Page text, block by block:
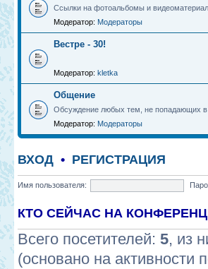
Ссылки на фотоальбомы и
Модератор: Модераторы
Вестре - 30!
Модератор: kletka
Общение
Обсуждение любых тем, не попадающих в
Модератор: Модераторы
ВХОД • РЕГИСТРАЦИЯ
Имя пользователя:
КТО СЕЙЧАС НА
Всего посетителей: 5, из
(основано на активности